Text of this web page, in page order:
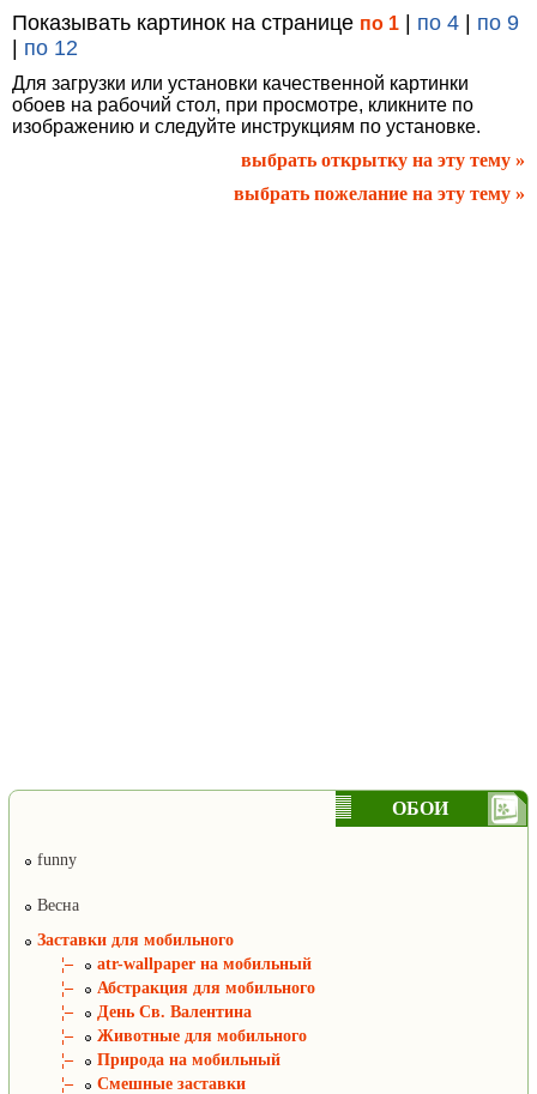
Показывать картинок на странице по 1 по 4
по 9
по 12
Для загрузки или установки качественной картинки
обоев на рабочий стол, при просмотре, кликните по
изображению и следуйте инструкциям по установке.
выбрать открытку на эту тему »
выбрать пожелание на эту тему »
ОБОИ
funny
Весна
Заставки для мобильного
¦–
atr-wallpaper на мобильный
¦–
Абстракция для мобильного
¦–
День Св. Валентина
¦–
Животные для мобильного
¦–
Природа на мобильный
¦–
Смешные заставки